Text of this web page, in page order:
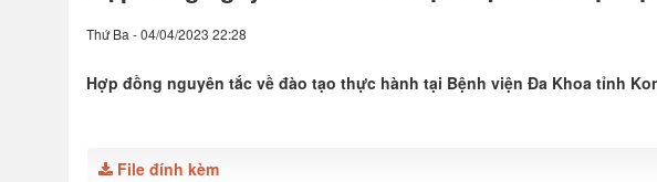
Thứ Ba - 04/04/2023 22:28
Hợp đồng nguyên tắc về đào tạo thực hành tại Bệnh viện Đa Khoa tỉnh
File đính kèm